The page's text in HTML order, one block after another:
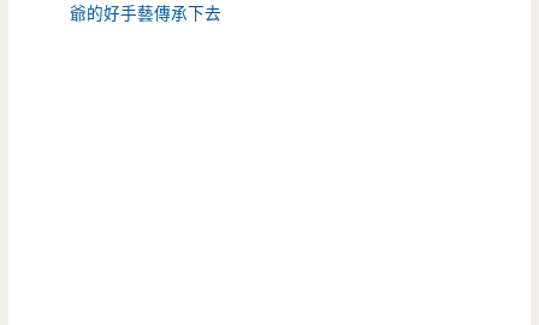
爺的好手藝傳承下去